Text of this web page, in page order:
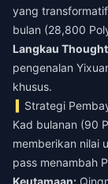
yang
bulan (28,800
Langkau
pengenalan
khusus.
Strategi
Kad bulanan (90
memberikan nilai
pass menambah